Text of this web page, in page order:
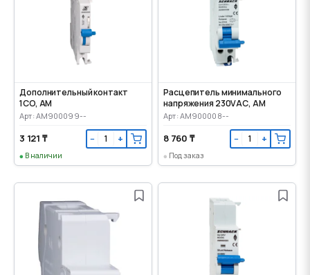
Дополнительный контакт
1CO, AM
Арт: AM900099--
3 121 ₸ − +
В наличии
Расцепитель минимального
напряжения 230VАС, AM
Арт: AM900008--
8 760 ₸ − +
Под заказ